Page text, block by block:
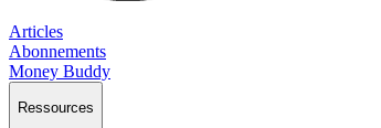
Articles
Abonnements
Money Buddy
Ressources